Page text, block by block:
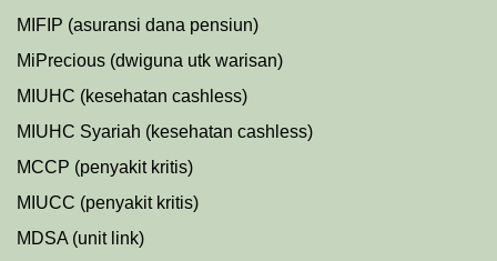
MIFIP (asuransi dana pensiun)
MiPrecious (dwiguna utk warisan)
MIUHC (kesehatan cashless)
MIUHC Syariah (kesehatan cashless)
MCCP (penyakit kritis)
MIUCC (penyakit kritis)
MDSA (unit link)